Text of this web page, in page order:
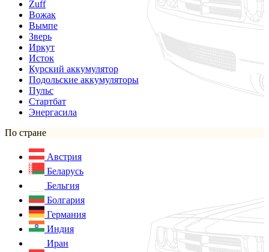
Zuff
Вожак
Вымпе
Зверь
Иркут
Исток
Курский аккумулятор
Подольские аккумуляторы
Пульс
Стартбат
Энергасила
По стране
Австрия
Беларусь
Бельгия
Болгария
Германия
Индия
Иран